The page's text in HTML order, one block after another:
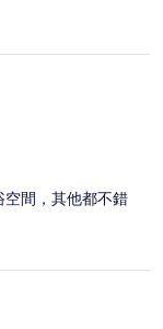
間，其他都不錯